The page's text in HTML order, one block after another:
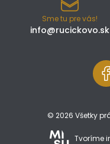
Sme tu pre vás!
info@rucickovo.sk
© 2026 Všetky
Tvoríme